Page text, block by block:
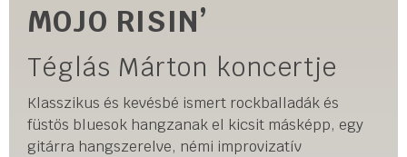
MOJO RISIN’
Téglás Márton koncertje
Klasszikus és kevésbé ismert rockballadák és
füstös bluesok hangzanak el kicsit másképp, egy
gitárra hangszerelve, némi improvizatív